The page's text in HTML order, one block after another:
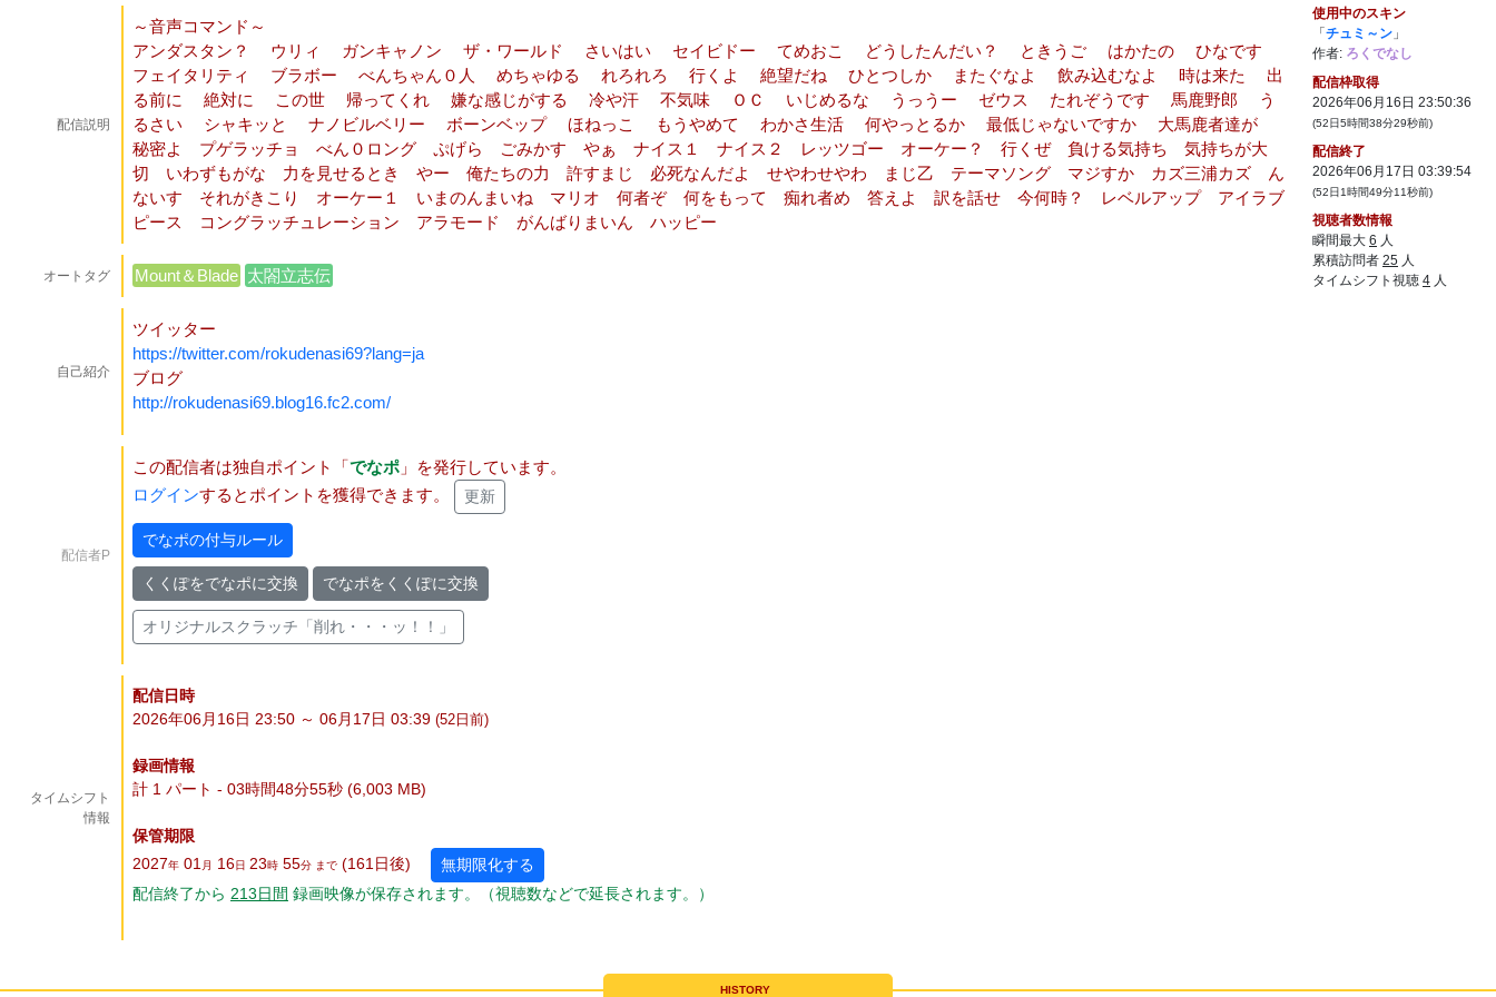
配信説明
～音声コマンド～
アンダスタン？ ウリィ ガンキャノン ザ・ワールド さいはい セイビドー てめおこ どうしたんだい？ ときうご はかたの ひなです
フェイタリティ ブラボー べんちゃん０人 めちゃゆる れろれろ 行くよ 絶望だね ひとつしか またぐなよ 飲み込むなよ 時は来た 出
る前に 絶対に この世 帰ってくれ 嫌な感じがする 冷や汗 不気味 ＯＣ いじめるな うっうー ゼウス たれぞうです 馬鹿野郎 う
るさい シャキッと ナノビルベリー ボーンベップ ほねっこ もうやめて わかさ生活 何やっとるか 最低じゃないですか 大馬鹿者達が
秘密よ プゲラッチョ べん０ロング ぷげら ごみかす やぁ ナイス１ ナイス２ レッツゴー オーケー？ 行くぜ 負ける気持ち 気持ちが大
切 いわずもがな 力を見せるとき やー 俺たちの力 許すまじ 必死なんだよ せやわせやわ まじ乙 テーマソング マジすか カズ三浦カズ ん
ないす それがきこり オーケー１ いまのんまいね マリオ 何者ぞ 何をもって 痴れ者め 答えよ 訳を話せ 今何時？ レベルアップ アイラブ
ピース コングラッチュレーション アラモード がんばりまいん ハッピー
オートタグ Mount＆Blade 太閤立志伝
自己紹介
ツイッター
https://twitter.com/rokudenasi69?lang=ja
ブログ
http://rokudenasi69.blog16.fc2.com/
配信者P
この配信者は独自ポイント「でなポ 」を発行しています。
ログインするとポイントを獲得できます。 更新
でなポの付与ルール
くくぽをでなポに交換 でなポをくくぽに交換
オリジナルスクラッチ「削れ・・・ッ！！」
タイムシフト
情報
配信日時
2026年06月16日 23:50 ～ 06月17日 03:39 (52 日 前)
録画情報
計 1 パート - 03時間48分55秒 (6,003 MB)
保管期限
2027年 01月 16日 23時 55分 まで (161日後)
無期限化する
配信終了から 213日間 録画映像が保存されます。（視聴数などで延長されます。）
使用中のスキン
「 チュミ～ン 」
作者: ろくでなし
配信枠取得
2026年06月16日 23:50:36
(52日5時間38分29秒前)
配信終了
2026年06月17日 03:39:54
(52日1時間49分11秒前)
視聴者数情報
瞬間最大 6 人
累積訪問者 25 人
タイムシフト視聴 4 人
HISTORY